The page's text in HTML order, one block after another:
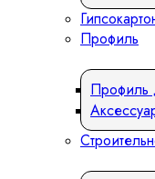
Профиль
Профиль